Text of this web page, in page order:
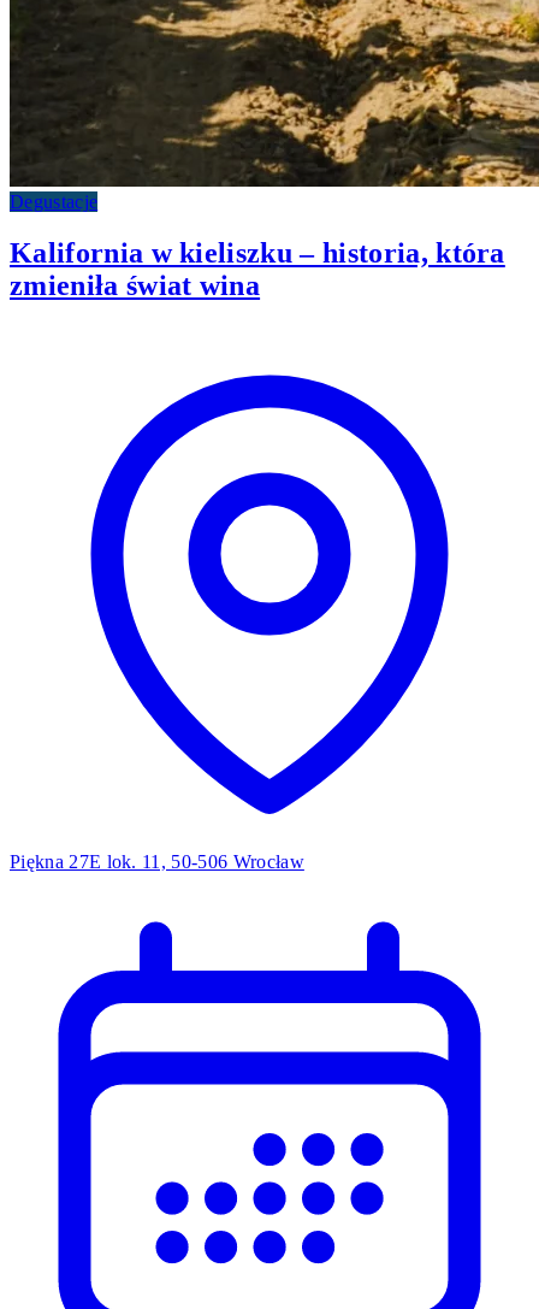
Degustacje
Kalifornia w kieliszku – historia, która
zmieniła świat wina
Piękna 27E lok. 11, 50-506 Wrocław